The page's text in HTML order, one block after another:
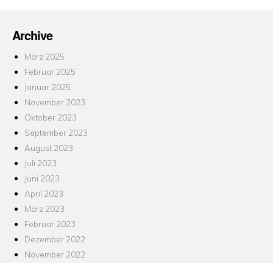
Archive
März 2025
Februar 2025
Januar 2025
November 2023
Oktober 2023
September 2023
August 2023
Juli 2023
Juni 2023
April 2023
März 2023
Februar 2023
Dezember 2022
November 2022